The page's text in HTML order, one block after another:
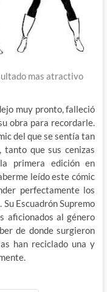
mas atractivo
muy pronto, falleció
obra para recordarle.
del que se sentía tan
que sus cenizas
primera edición en
leído este cómic
perfectamente los
Escuadrón Supremo
aficionados al género
de donde surgieron
han reciclado una y